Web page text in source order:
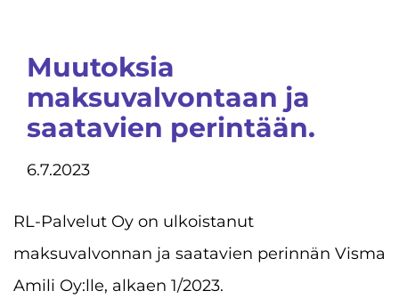
Muutoksia
maksuvalvontaan ja
saatavien perintään.
6.7.2023
RL-Palvelut Oy on ulkoistanut
maksuvalvonnan ja saatavien perinnän Visma
Amili Oy:lle, alkaen 1/2023.